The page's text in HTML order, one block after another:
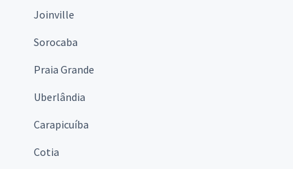
Joinville
Sorocaba
Praia Grande
Uberlândia
Carapicuíba
Cotia